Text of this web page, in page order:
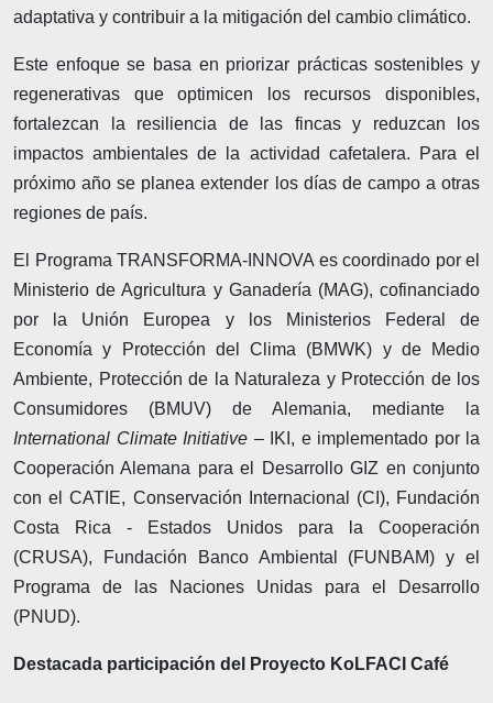
adaptativa y contribuir a la mitigación del cambio climático.
Este enfoque se basa en priorizar prácticas sostenibles y
regenerativas que optimicen los recursos disponibles,
fortalezcan la resiliencia de las fincas y reduzcan los
impactos ambientales de la actividad cafetalera. Para el
próximo año se planea extender los días de campo a otras
regiones de país.
El Programa TRANSFORMA-INNOVA es coordinado por el
Ministerio de Agricultura y Ganadería (MAG), cofinanciado
por la Unión Europea y los Ministerios Federal de
Economía y Protección del Clima (BMWK) y de Medio
Ambiente, Protección de la Naturaleza y Protección de los
Consumidores (BMUV) de Alemania, mediante la
International Climate Initiative – IKI, e implementado por la
Cooperación Alemana para el Desarrollo GIZ en conjunto
con el CATIE, Conservación Internacional (CI), Fundación
Costa Rica - Estados Unidos para la Cooperación
(CRUSA), Fundación Banco Ambiental (FUNBAM) y el
Programa de las Naciones Unidas para el Desarrollo
(PNUD).
Destacada participación del Proyecto KoLFACI Café